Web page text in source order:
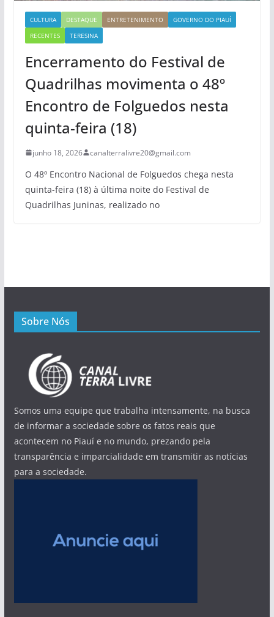
CULTURA DESTAQUE ENTRETENIMENTO
GOVERNO DO PIAUÍ
RECENTES
TERESINA
Encerramento do Festival de
Quadrilhas movimenta o 48º
Encontro de Folguedos nesta
quinta-feira (18)
junho 18, 2026 canalterralivre20@gmail.com
O 48º Encontro Nacional de Folguedos chega nesta
quinta-feira (18) à última noite do Festival de
Quadrilhas Juninas, realizado no
Sobre Nós
Somos uma equipe que trabalha intensamente, na busca
de informar a sociedade sobre os fatos reais que
acontecem no Piauí e no mundo, prezando pela
transparência e imparcialidade em transmitir as notícias
para a sociedade.